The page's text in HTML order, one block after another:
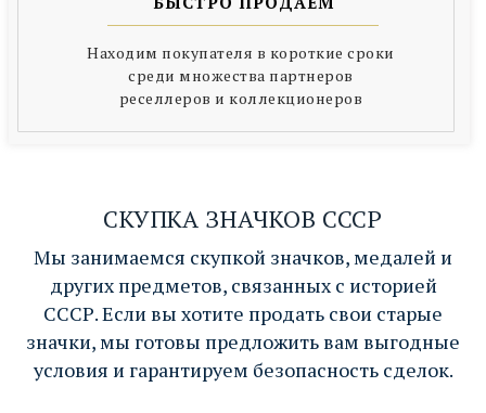
Находим покупателя в короткие сроки
среди множества партнеров
реселлеров и коллекционеров
СКУПКА ЗНАЧКОВ СССР
Мы занимаемся скупкой значков, медалей и
других предметов, связанных с историей
СССР. Если вы хотите продать свои старые
значки, мы готовы предложить вам выгодные
условия и гарантируем безопасность сделок.